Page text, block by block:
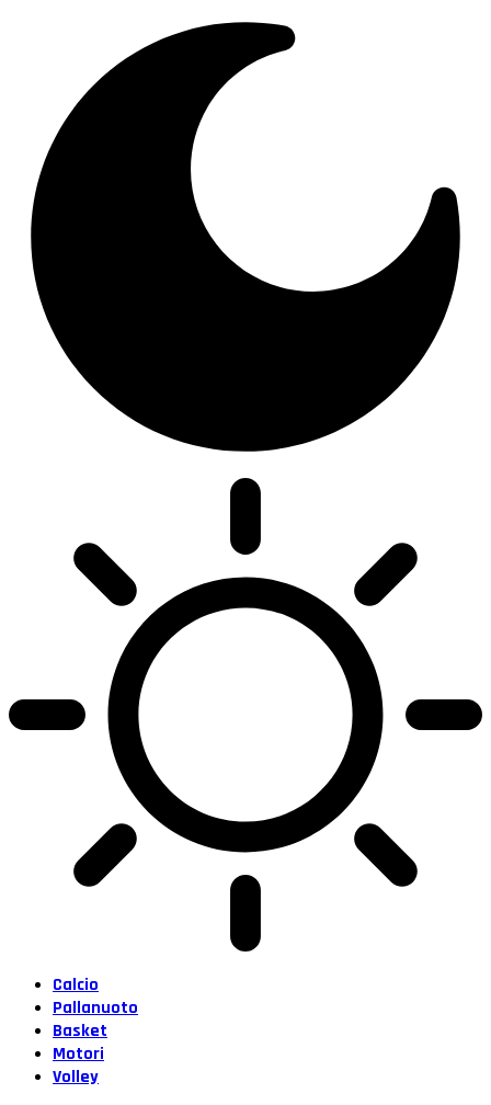
Calcio
Pallanuoto
Basket
Motori
Volley